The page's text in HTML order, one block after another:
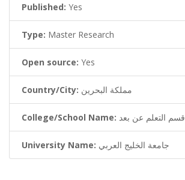
Published: Yes
Type: Master Research
Open source: Yes
Country/City: مملكة البحرين
College/School Name: قسم التعلم عن بعد
University Name: جامعة الخليج العربي